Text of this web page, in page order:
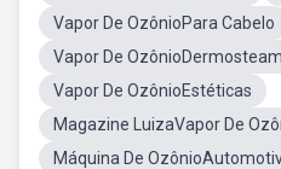
Vapor De OzônioPara Cabelo
Vapor De
Vapor De OzônioEstéticas
Magazine LuizaVapor De
Máquina De